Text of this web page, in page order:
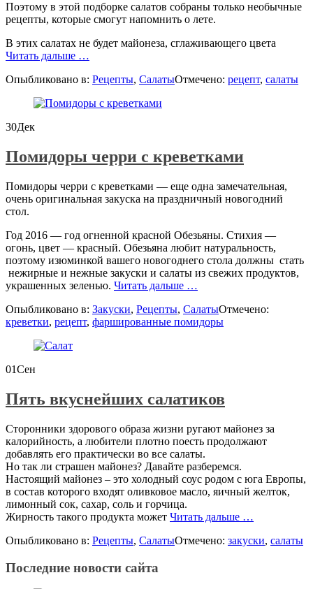
Поэтому в этой подборке салатов собраны только необычные
рецепты, которые смогут напомнить о лете.
В этих салатах не будет майонеза, сглаживающего цвета
Читать дальше
Немного
на
…
Опыбликовано в: Рецепты, СалатыОтмечено: рецепт, салаты
30Дек
Помидоры черри с креветками
Помидоры черри с креветками — еще одна замечательная,
очень оригинальная закуска на праздничный новогодний
стол.
Год 2016 — год огненной красной Обезьяны. Стихия —
огонь, цвет — красный. Обезьяна любит натуральность,
поэтому изюминкой вашего новогоднего стола должны стать
нежирные и нежные закуски и салаты из свежих продуктов,
украшенных зеленью. Читать дальше
с
креветками
…
Опыбликовано в: Закуски, Рецепты, СалатыОтмечено:
креветки, рецепт, фаршированные помидоры
01Сен
Пять вкуснейших салатиков
Сторонники здорового образа жизни ругают майонез за
калорийность, а любители плотно поесть продолжают
добавлять его практически во все салаты.
Но так ли страшен майонез? Давайте разберемся.
Настоящий майонез – это холодный соус родом с юга Европы,
в состав которого входят оливковое масло, яичный желток,
лимонный сок, сахар, соль и горчица.
Жирность такого продукта может Читать дальше
салатиков
…
Опыбликовано в: Рецепты, СалатыОтмечено: закуски, салаты
Последние новости сайта